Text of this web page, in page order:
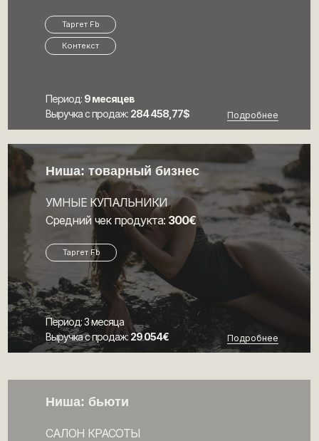
Ниша: товарный бизнес
Подробнее
Средний чек продукта: 300€
УМНЫЕ КУПАЛЬНИКИ
Период: 3 месяца
Выручка с продаж: 29 054€
Период: 9 месяцев
Выручка с продаж: 284 458,77$
Подробнее
Таргет Fb
Таргет Fb
Контекст
Ниша: бьюти
САЛОН КРАСОТЫ